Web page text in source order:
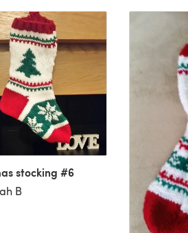
stocking #6
B